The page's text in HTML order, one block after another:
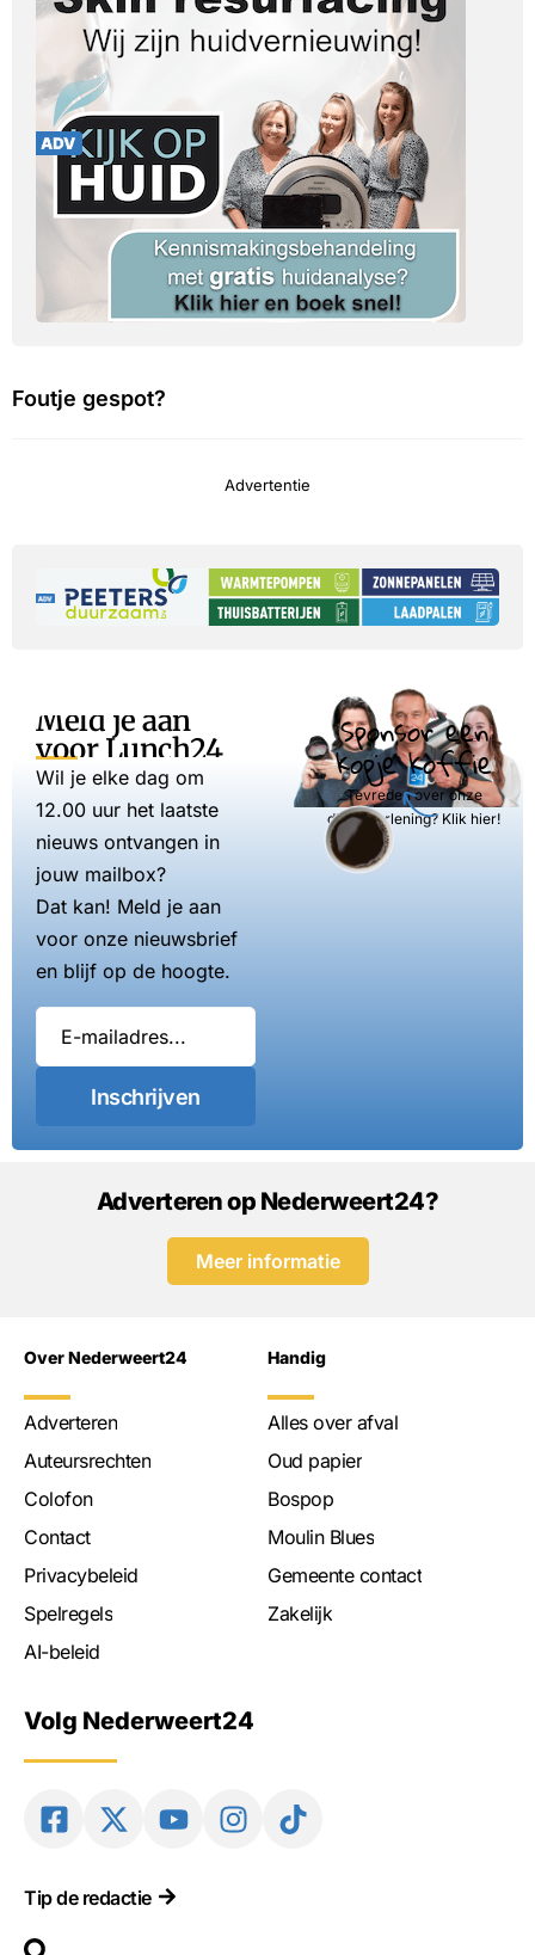
Foutje gespot?
Advertentie
Meld je aan
voor Lunch24
Wil je elke dag om
12.00 uur het laatste
nieuws ontvangen in
jouw mailbox?
Dat kan! Meld je aan
voor onze nieuwsbrief
en blijf op de hoogte.
Inschrijven
Sponsor een
kopje koffie
Tevreden over onze
dienstverlening? Klik hier!
Adverteren op Nederweert24?
Meer informatie
Over Nederweert24
Adverteren
Auteursrechten
Colofon
Contact
Privacybeleid
Spelregels
AI-beleid
Handig
Alles over afval
Oud papier
Bospop
Moulin Blues
Gemeente contact
Zakelijk
Volg Nederweert24
Tip de redactie